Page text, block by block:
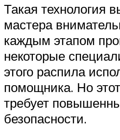
Такая технология
мастера
каждым этапом
некоторые
этого распила
помощника. Но
требует
безопасности.